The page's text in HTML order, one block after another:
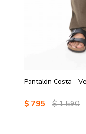
Pantalón Costa -
$ 795 $1.590